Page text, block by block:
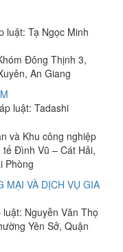
luật: Tạ Ngọc Minh
Đông Thịnh 3,
An Giang
luật: Tadashi
và Khu công nghiệp
Đình Vũ – Cát Hải,
Phòng
MẠI VÀ DỊCH VỤ GIA
Nguyễn Văn Thọ
Yên Sở, Quận